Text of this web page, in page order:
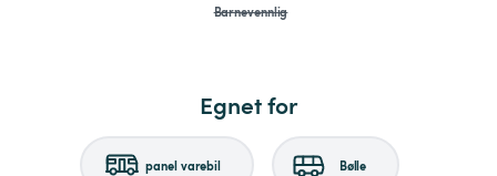
Barnevennlig
Egnet for
panel varebil Bølle